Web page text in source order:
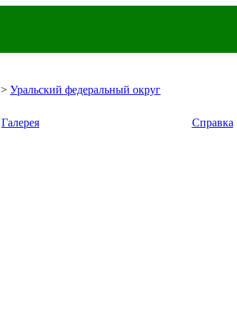
> Уральский федеральный округ
Галерея Справка